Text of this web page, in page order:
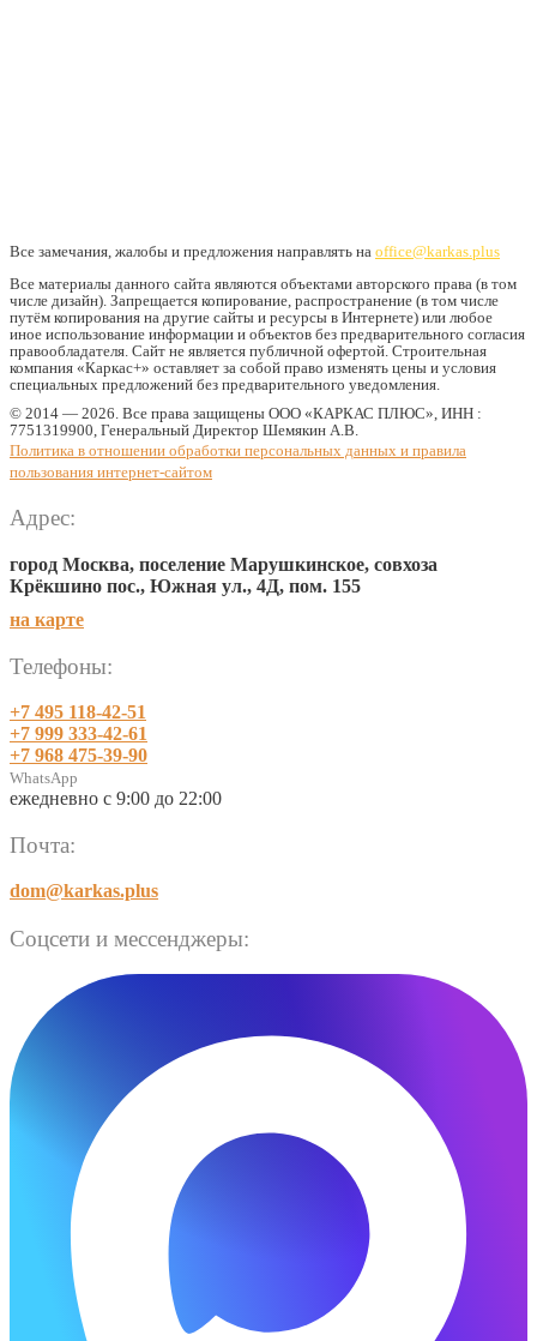
Все замечания, жалобы и предложения направлять на office@karkas.plus
Все материалы данного сайта являются объектами авторского права (в том
числе дизайн). Запрещается копирование, распространение (в том числе
путём копирования на другие сайты и ресурсы в Интернете) или любое
иное использование информации и объектов без предварительного согласия
правообладателя. Cайт не является публичной офертой. Строительная
компания «Каркас+» оставляет за собой право изменять цены и условия
специальных предложений без предварительного уведомления.
© 2014 — 2026. Все права защищены ООО «КАРКАС ПЛЮС», ИНН :
7751319900, Генеральный Директор Шемякин А.В.
Политика в отношении обработки персональных данных и правила
пользования интернет-сайтом
Адрес:
город Москва, поселение Марушкинское, совхоза
Крёкшино пос., Южная ул., 4Д, пом. 155
на карте
Телефоны:
+7 495 118-42-51
+7 999 333-42-61
+7 968 475-39-90
WhatsApp
ежедневно с 9:00 до 22:00
Почта:
dom@karkas.plus
Соцсети и мессенджеры: